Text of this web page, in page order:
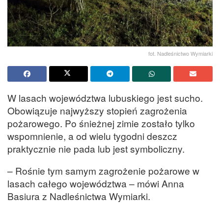
fot. Nadleśnictwo Wymiarki
W lasach województwa lubuskiego jest sucho.
Obowiązuje najwyższy stopień zagrożenia
pożarowego. Po śnieżnej zimie zostało tylko
wspomnienie, a od wielu tygodni deszcz
praktycznie nie pada lub jest symboliczny.
– Rośnie tym samym zagrożenie pożarowe w
lasach całego województwa – mówi Anna
Basiura z Nadleśnictwa Wymiarki.